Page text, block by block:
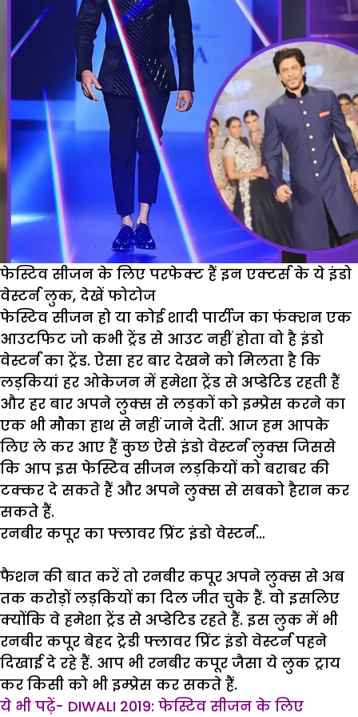
लुक्स
देख
उड़
जाएंगे
होश
फेस्टिव सीजन के लिए परफेक्ट हैं इन एक्टर्स के ये इंडो
वेस्टर्न लुक, देखें फोटोज
फेस्टिव सीजन हो या कोई शादी पार्टीज का फंक्शन एक
आउटफिट जो कभी ट्रेंड से आउट नहीं होता वो है इंडो
वेस्टर्न का ट्रेंड. ऐसा हर बार देखने को मिलता है कि
लड़कियां हर ओकेजन में हमेशा ट्रेंड से अप्डेटिड रहती हैं
और हर बार अपने लुक्स से लड़कों को इम्प्रेस करने का
एक भी मौका हाथ से नहीं जाने देतीं. आज हम आपके
लिए ले कर आए हैं कुछ ऐसे इंडो वेस्टर्न लुक्स जिससे
कि आप इस फेस्टिव सीजन लड़कियों को बराबर की
टक्कर दे सकते हैं और अपने लुक्स से सबको हैरान कर
सकते हैं.
रनबीर कपूर का फ्लावर प्रिंट इंडो वेस्टर्न…
फैशन की बात करें तो रनबीर कपूर अपने लुक्स से अब
तक करोड़ों लड़कियों का दिल जीत चुके हैं. वो इसलिए
क्योंकि वे हमेशा ट्रेंड से अप्डेटिड रहते हैं. इस लुक में भी
रनबीर कपूर बेहद ट्रेडी फ्लावर प्रिंट इंडो वेस्टर्न पहने
दिखाई दे रहे हैं. आप भी रनबीर कपूर जैसा ये लुक ट्राय
कर किसी को भी इम्प्रेस कर सकते हैं.
ये भी पढ़ें- DIWALI 2019: फेस्टिव सीजन के लिए